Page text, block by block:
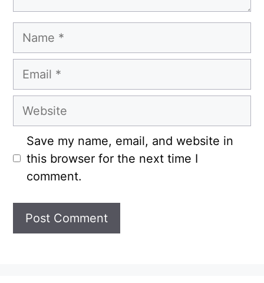
Name
Email
Website
Save my name, email, and website in
this browser for the next time I
comment.